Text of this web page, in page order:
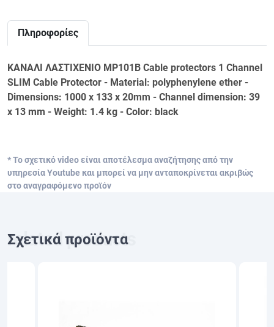
Πληροφορίες
ΚΑΝΑΛΙ ΛΑΣΤΙΧΕΝΙΟ MP101B Cable protectors 1 Channel
SLIM Cable Protector - Material: polyphenylene ether -
Dimensions: 1000 x 133 x 20mm - Channel dimension: 39
x 13 mm - Weight: 1.4 kg - Color: black
* Το σχετικό video είναι αποτέλεσμα αναζήτησης από την
υπηρεσία Youtube και μπορεί να μην ανταποκρίνεται ακριβώς
στο αναγραφόμενο προϊόν
Σχετικά προϊόντα